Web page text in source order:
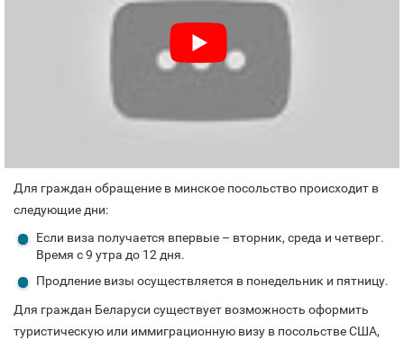
Для граждан обращение в минское посольство происходит в
следующие дни:
Если виза получается впервые – вторник, среда и четверг.
Время с 9 утра до 12 дня.
Продление визы осуществляется в понедельник и пятницу.
Для граждан Беларуси существует возможность оформить
туристическую или иммиграционную визу в посольстве США,